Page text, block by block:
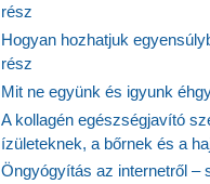
rész
Hogyan hozhatjuk
rész
Mit ne együnk és igyunk
A kollagén egészségjavító
ízületeknek, a bőrnek és a
Öngyógyítás az internetről –